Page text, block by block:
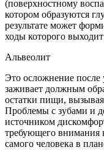
(поверхностному
котором образуются
результате может
ходы которого
Альвеолит
Это осложнение после
заживает должным
остатки пищи,
Проблемы с зубами и
источником
требующего внимания
самого человека в